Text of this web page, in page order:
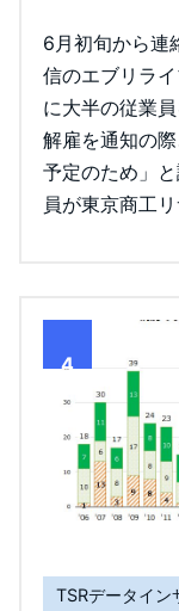
6月初旬から連
信のエブリラ
に大半の従業
解雇を通知の
予定のため」
員が東京商工
4
TSRデータイン